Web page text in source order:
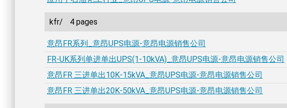
kfr/ 4 pages
意昂FR系列_意昂UPS电源-意昂电源销售公司
FR-UK系列单进单出UPS(1-10kVA)_意昂UPS电源-意昂电源销售公司
意昂FR 三进单出10K-15kVA_意昂UPS电源-意昂电源销售公司
意昂FR 三进单出20K-50kVA_意昂UPS电源-意昂电源销售公司